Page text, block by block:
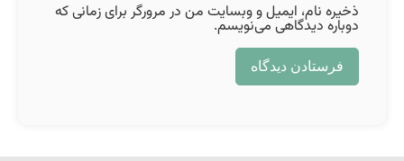
ذخیره نام، ایمیل و وبسایت من در مرورگر برای زمانی که
دوباره دیدگاهی می‌نویسم.